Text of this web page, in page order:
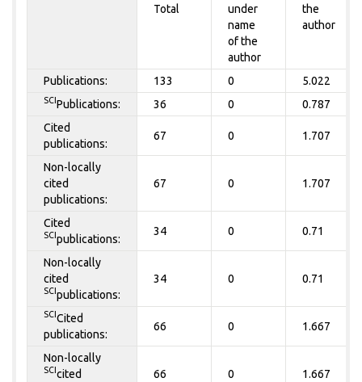
Total
under
name
of the
author
the
author
Publications: 133 0 5.022
SCI Publications: 36 0
0.787
Cited
publications:
67 0 1.707
Non-locally
cited
publications:
67 0 1.707
Cited
SCI publications:
34 0 0.71
Non-locally
cited
SCI publications:
34 0 0.71
SCI Cited
publications:
66 0 1.667
Non-locally
SCI cited
66 0 1.667